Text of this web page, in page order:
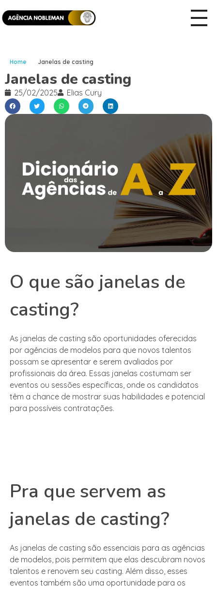
Home Janelas de casting
Janelas de casting
25/02/2025 Elias Cury
O que são janelas de
casting?
As janelas de casting são oportunidades oferecidas
por agências de modelos para que novos talentos
possam se apresentar e serem avaliados por
profissionais da área. Essas janelas costumam ser
eventos ou sessões específicas, onde os candidatos
têm a chance de mostrar suas habilidades e potencial
para possíveis contratações.
Pra que servem as
janelas de casting?
As janelas de casting são essenciais para as agências
de modelos, pois permitem que elas descubram novos
talentos e renovem seu casting. Além disso, esses
eventos também são uma oportunidade para os